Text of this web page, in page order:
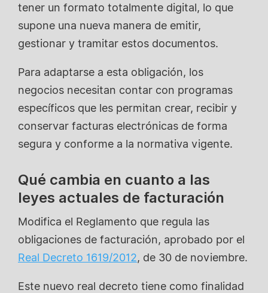
tener un formato totalmente digital, lo que
supone una nueva manera de emitir,
gestionar y tramitar estos documentos.
Para adaptarse a esta obligación, los
negocios necesitan contar con programas
específicos que les permitan crear, recibir y
conservar facturas electrónicas de forma
segura y conforme a la normativa vigente.
Qué cambia en cuanto a las
leyes actuales de facturación
Modifica el Reglamento que regula las
obligaciones de facturación, aprobado por el
Real Decreto 1619/2012, de 30 de noviembre.
Este nuevo real decreto tiene como finalidad